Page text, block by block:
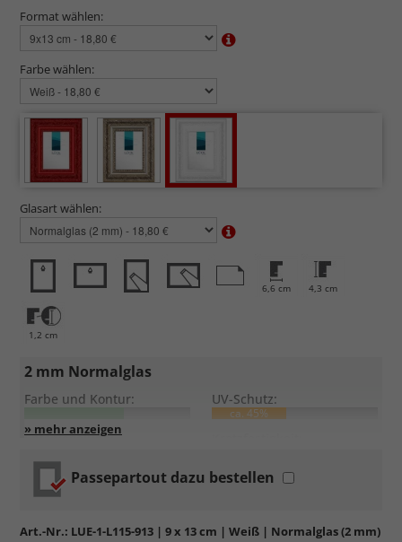
Format wählen:
Farbe wählen:
Glasart wählen:
6,6 cm 4,3 cm
1,2 cm
2 mm Normalglas
Farbe und Kontur: UV-Schutz:
ca. 45%
Entspiegelung:
Standardglasin hochwertiger Floatglas-Qualität.
Formstabil, preiswert, witterungs- und hitzebeständig
Passepartout dazu bestellen
Art.-Nr.: LUE-1-L115-913 | 9 x 13 cm | Weiß | Normalglas (2 mm)